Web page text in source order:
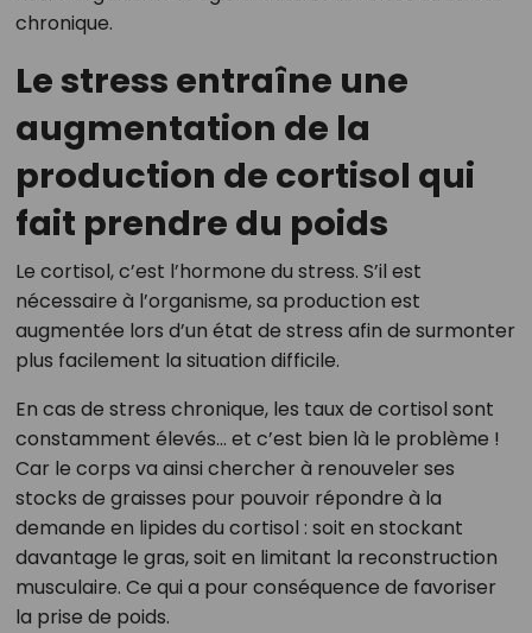
chronique.
Le stress entraîne une
augmentation de la
production de cortisol qui
fait prendre du poids
Le cortisol, c’est l’hormone du stress. S’il est
nécessaire à l’organisme, sa production est
augmentée lors d’un état de stress afin de surmonter
plus facilement la situation difficile.
En cas de stress chronique, les taux de cortisol sont
constamment élevés… et c’est bien là le problème !
Car le corps va ainsi chercher à renouveler ses
stocks de graisses pour pouvoir répondre à la
demande en lipides du cortisol : soit en stockant
davantage le gras, soit en limitant la reconstruction
musculaire. Ce qui a pour conséquence de favoriser
la prise de poids.